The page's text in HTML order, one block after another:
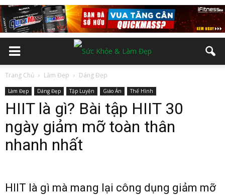
Trang Chủ Làm Đẹp Dáng Đẹp
Làm Đẹp Dáng Đẹp Tập Luyện Giáo Án Thể Hình
HIIT là gì? Bài tập HIIT 30
ngày giảm mỡ toàn thân
nhanh nhất
HIIT là gì mà mang lại công dụng giảm mỡ